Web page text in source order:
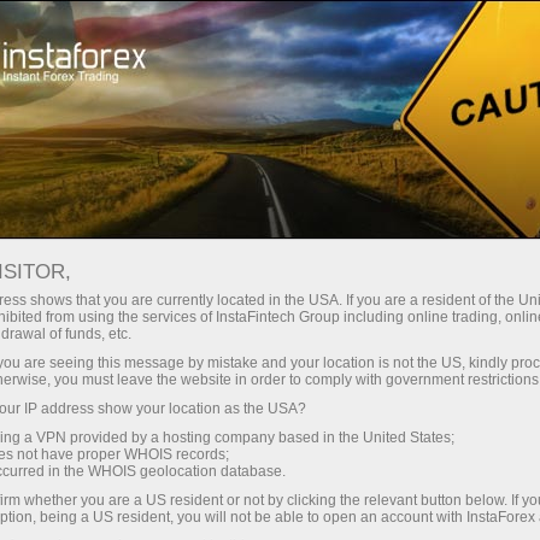
انسٹا فاریکس کے ساتھ، آپ
حاصل کرتے ہیں: 1:5000 تک کا فائدہ،
مارکیٹ میں کچھ بہترین اسپریڈز اور
کمیشنز، اور ٹریڈنگ اسٹاک اور انڈیکس
کے لیے فائدہ مند حالات۔
مختصر
30% بونس
ہر ڈیپازٹ پر
رفتار
تجارت اور ہائی ویز پر
shows that you are currently located in the USA. If you are a resident of the
from using the services of InstaFintech Group including online trading,
of funds, etc.
are seeing this message by mistake and your location is not the US, kindly
you must leave the website in order to comply with government
IP address show your location as the USA?
a VPN provided by a hosting company based in the United States;
not have proper WHOIS records;
in the WHOIS geolocation database.
whether you are a US resident or not by clicking the relevant button below. If
being a US resident, you will not be able to open an account with InstaForex